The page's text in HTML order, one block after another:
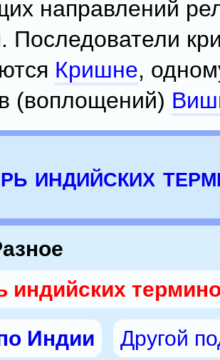
направлений
Последователи
Кришне,
(воплощений)
индийских
индийских
Индии Другой